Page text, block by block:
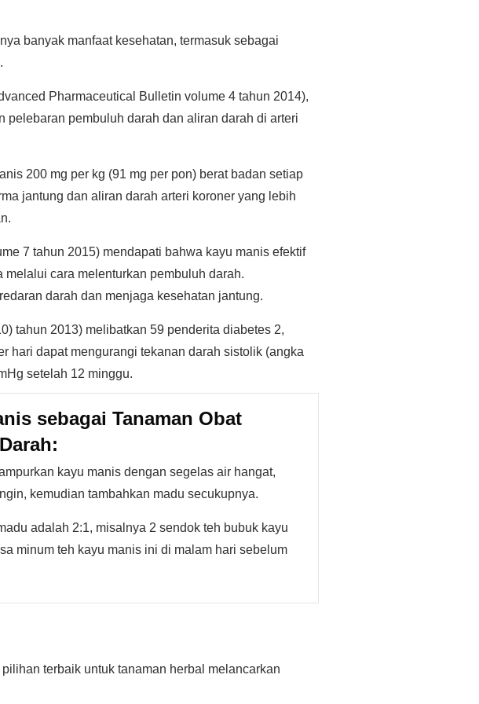
banyak manfaat kesehatan, termasuk sebagai
Pharmaceutical Bulletin volume 4 tahun 2014),
pelebaran pembuluh darah dan aliran darah di arteri
200 mg per kg (91 mg per pon) berat badan setiap
jantung dan aliran darah arteri koroner yang lebih
7 tahun 2015) mendapati bahwa kayu manis efektif
cara melenturkan pembuluh darah.
darah dan menjaga kesehatan jantung.
tahun 2013) melibatkan 59 penderita diabetes 2,
hari dapat mengurangi tekanan darah sistolik (angka
setelah 12 minggu.
sebagai Tanaman Obat
kayu manis dengan segelas air hangat,
kemudian tambahkan madu secukupnya.
adalah 2:1, misalnya 2 sendok teh bubuk kayu
minum teh kayu manis ini di malam hari sebelum
terbaik untuk tanaman herbal melancarkan